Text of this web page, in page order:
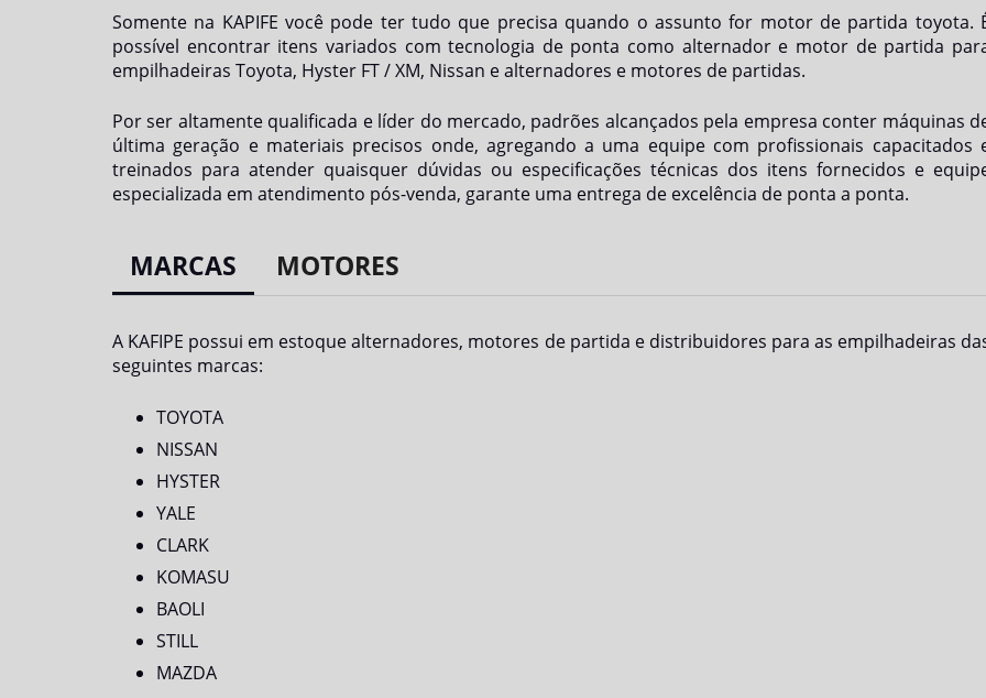
Somente na KAPIFE você pode ter tudo que precisa quando o assunto for motor de partida toyota.
possível encontrar itens variados com tecnologia de ponta como alternador e motor de partida
empilhadeiras Toyota, Hyster FT / XM, Nissan e alternadores e motores de partidas.
Por ser altamente qualificada e líder do mercado, padrões alcançados pela empresa conter máquinas
última geração e materiais precisos onde, agregando a uma equipe com profissionais capacitados
treinados para atender quaisquer dúvidas ou especificações técnicas dos itens fornecidos e
especializada em atendimento pós-venda, garante uma entrega de excelência de ponta a ponta.
MARCAS MOTORES
A KAFIPE possui em estoque alternadores, motores de partida e distribuidores para as empilhadeiras
seguintes marcas:
TOYOTA
NISSAN
HYSTER
YALE
CLARK
KOMASU
BAOLI
STILL
MAZDA